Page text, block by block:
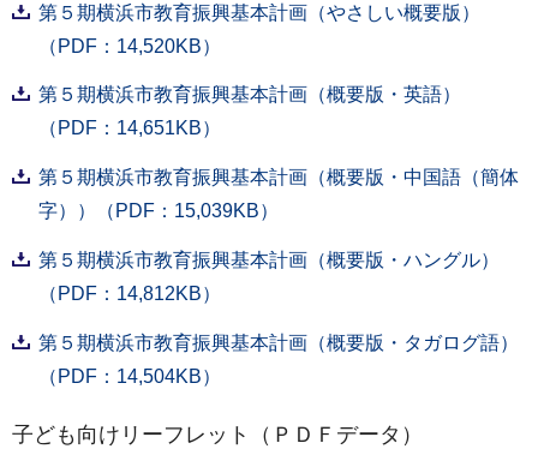
第５期横浜市教育振興基本計画（やさしい概要版）
（PDF：14,520KB）
第５期横浜市教育振興基本計画（概要版・英語）
（PDF：14,651KB）
第５期横浜市教育振興基本計画（概要版・中国語（簡体
字））（PDF：15,039KB）
第５期横浜市教育振興基本計画（概要版・ハングル）
（PDF：14,812KB）
第５期横浜市教育振興基本計画（概要版・タガログ語）
（PDF：14,504KB）
子ども向けリーフレット（ＰＤＦデータ）